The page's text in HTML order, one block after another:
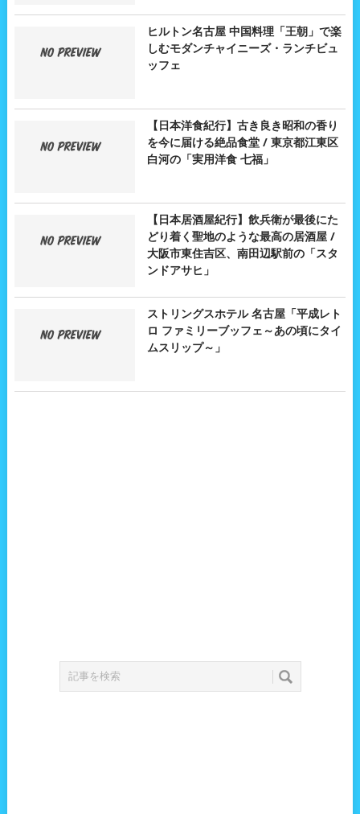
ヒルトン名古屋 中国料理「王朝」で楽
しむモダンチャイニーズ・ランチビュ
ッフェ
【日本洋食紀行】古き良き昭和の香り
を今に届ける絶品食堂 / 東京都江東区
白河の「実用洋食 七福」
【日本居酒屋紀行】飲兵衛が最後にた
どり着く聖地のような最高の居酒屋 /
大阪市東住吉区、南田辺駅前の「スタ
ンドアサヒ」
ストリングスホテル 名古屋「平成レト
ロ ファミリーブッフェ～あの頃にタイ
ムスリップ～」